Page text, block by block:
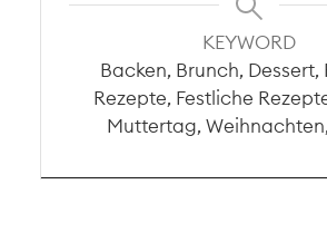
KEYWORD
Backen, Brunch, Dessert,
Rezepte, Festliche
Muttertag,